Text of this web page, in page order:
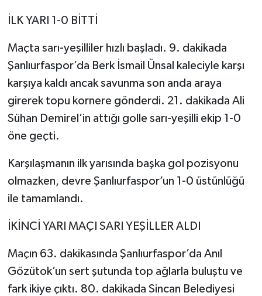
İLK YARI 1-0 BİTTİ
Maçta sarı-yeşilliler hızlı başladı. 9. dakikada
Şanlıurfaspor’da Berk İsmail Ünsal kaleciyle karşı
karşıya kaldı ancak savunma son anda araya
girerek topu kornere gönderdi. 21. dakikada Ali
Sühan Demirel’in attığı golle sarı-yeşilli ekip 1-0
öne geçti.
Karşılaşmanın ilk yarısında başka gol pozisyonu
olmazken, devre Şanlıurfaspor’un 1-0 üstünlüğü
ile tamamlandı.
İKİNCİ YARI MAÇI SARI YEŞİLLER ALDI
Maçın 63. dakikasında Şanlıurfaspor’da Anıl
Gözütok’un sert şutunda top ağlarla buluştu ve
fark ikiye çıktı. 80. dakikada Sincan Belediyesi